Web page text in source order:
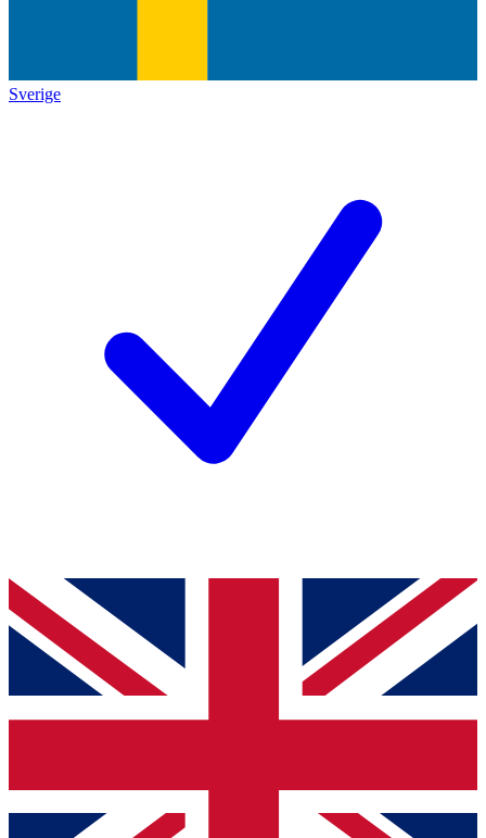
Sverige